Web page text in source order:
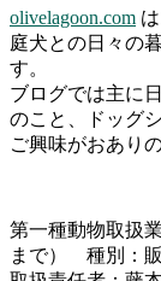
olivelagoon.com
庭犬との日々の
す。
ブログでは主に
のこと、ドッグ
ご興味がおあり
第一種動物取扱
まで） 種別：販